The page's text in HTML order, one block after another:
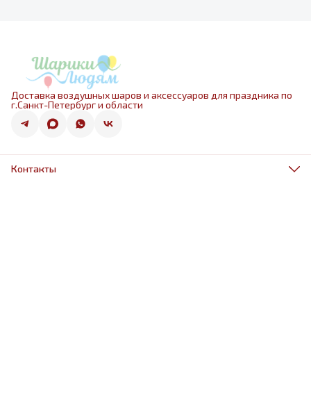
Доставка воздушных шаров и аксессуаров для праздника по
г.Санкт-Петербург и области
Контакты